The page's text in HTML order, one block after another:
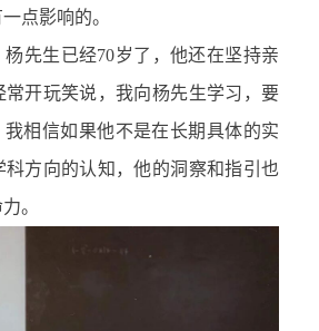
点影响的。
先生已经70岁了，他还在坚持亲
常开玩笑说，我向杨先生学习，要
我相信如果他不是在长期具体的实
科方向的认知，他的洞察和指引也
。